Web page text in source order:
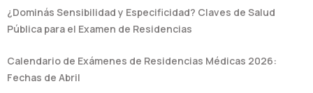
¿Dominás Sensibilidad y Especificidad? Claves de Salud
Pública para el Examen de Residencias
Calendario de Exámenes de Residencias Médicas 2026:
Fechas de Abril